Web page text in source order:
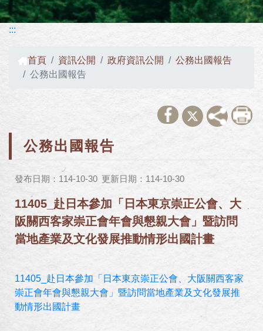
:::
首頁 資訊公開 政府資訊公開
公務出國報告
公務出國報告
公務出國報告
發布日期：114-10-30 更新日期：114-10-30
11405_赴日本參加「日本東京崇正公會、大
阪關西客家崇正會年會與懇親大會」暨訪問
當地產業及文化發展推動情形出國計畫
11405_赴日本參加「日本東京崇正公會、大阪關西客家
崇正會年會與懇親大會」暨訪問當地產業及文化發展推
動情形出國計畫